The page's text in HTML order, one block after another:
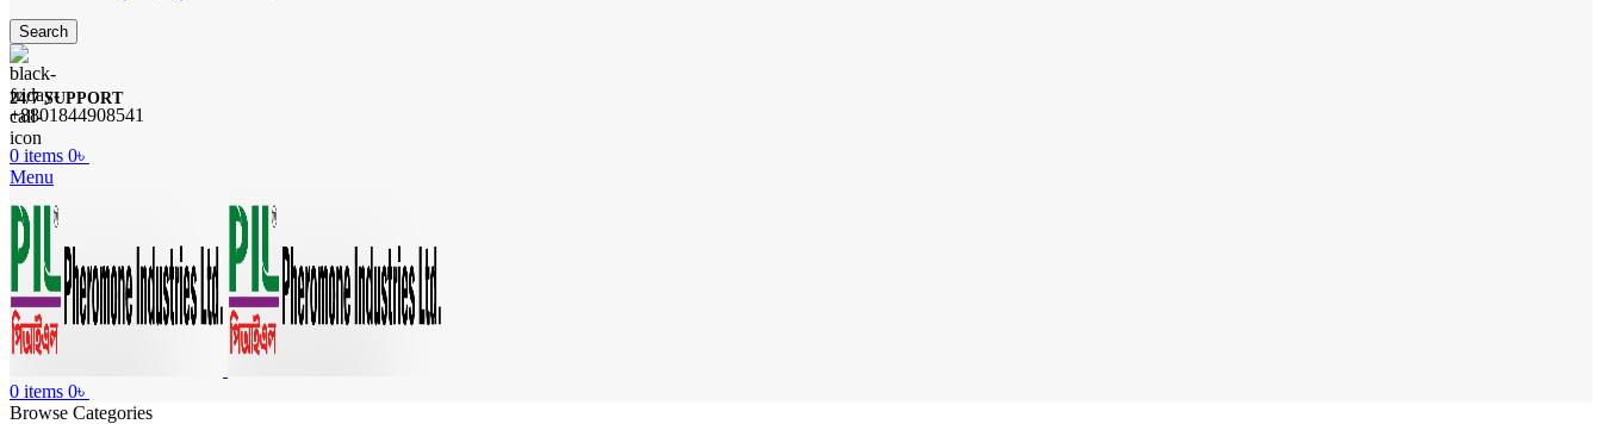
Search
24/7 SUPPORT
+8801844908541
0 items 0৳
Menu
0 items 0৳
Browse Categories